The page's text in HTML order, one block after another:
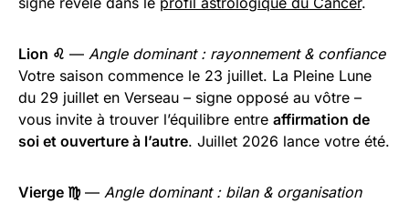
Lion ♌ — Angle dominant : rayonnement & confiance
Votre saison commence le 23 juillet. La Pleine Lune
du 29 juillet en Verseau – signe opposé au vôtre –
vous invite à trouver l’équilibre entre affirmation de
soi et ouverture à l’autre. Juillet 2026 lance votre été.
Vierge ♍— Angle dominant : bilan & organisation